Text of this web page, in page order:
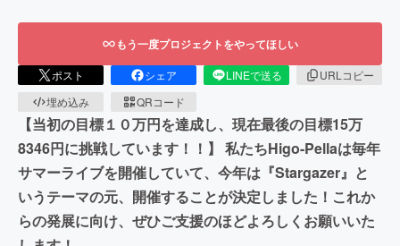
もう一度プロジェクトをやってほしい
ポスト シェア LINEで送る
URLコピー
埋め込み
QRコード
【当初の目標１０万円を達成し、現在最後の目標15万
8346円に挑戦しています！！】 私たちHigo-Pellaは毎年
サマーライブを開催していて、今年は『Stargazer』と
いうテーマの元、開催することが決定しました！これか
らの発展に向け、ぜひご支援のほどよろしくお願いいた